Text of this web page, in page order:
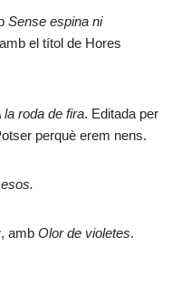
Sense espina ni
el títol de Hores
la roda de fira. Editada per
perquè erem nens.
, amb Olor de violetes.